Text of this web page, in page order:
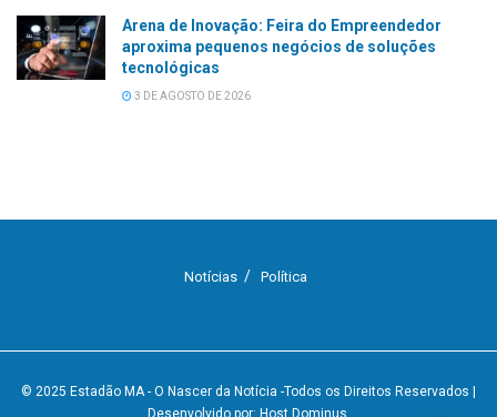
Arena de Inovação: Feira do Empreendedor
aproxima pequenos negócios de soluções
tecnológicas
3 DE AGOSTO DE 2026
Notícias Política
© 2025 Estadão MA - O Nascer da Notícia -Todos os Direitos Reservados